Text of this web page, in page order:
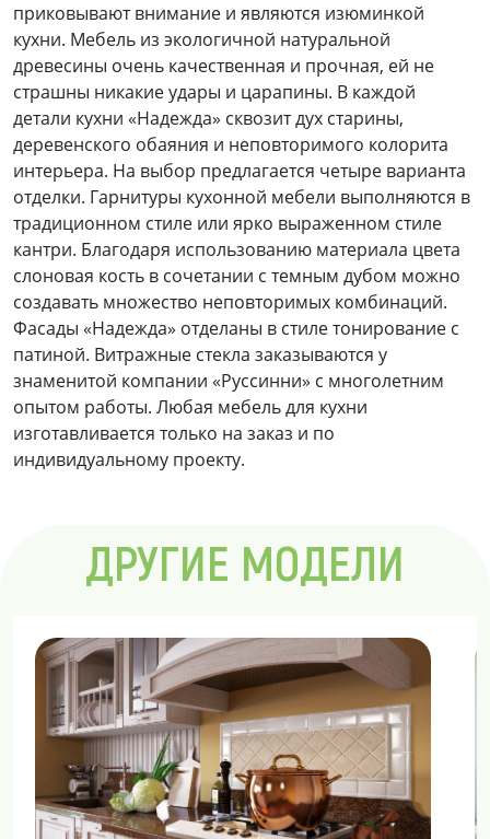
приковывают внимание и являются изюминкой
кухни. Мебель из экологичной натуральной
древесины очень качественная и прочная, ей не
страшны никакие удары и царапины. В каждой
детали кухни «Надежда» сквозит дух старины,
деревенского обаяния и неповторимого колорита
интерьера. На выбор предлагается четыре варианта
отделки. Гарнитуры кухонной мебели выполняются в
традиционном стиле или ярко выраженном стиле
кантри. Благодаря использованию материала цвета
слоновая кость в сочетании с темным дубом можно
создавать множество неповторимых комбинаций.
Фасады «Надежда» отделаны в стиле тонирование с
патиной. Витражные стекла заказываются у
знаменитой компании «Руссинни» с многолетним
опытом работы. Любая мебель для кухни
изготавливается только на заказ и по
индивидуальному проекту.
ДРУГИЕ МОДЕЛИ